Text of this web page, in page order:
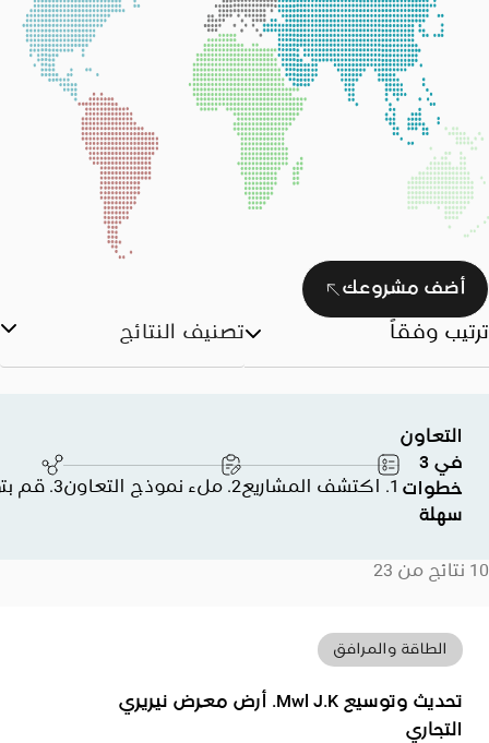
أضف مشروعك
ترتيب وفقاً تصنيف النتائج
التعاون
في 3
خطوات
سهلة
1. اكتشف المشاريع 2. ملء نموذج التعاون 3. قم بتوسيع شبكتك
10 نتائج من 23
الطاقة والمرافق
تحديث وتوسيع Mwl J.K. أرض معرض نيريري
التجاري